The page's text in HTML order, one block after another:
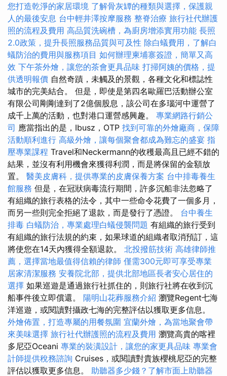
您打造乾淨的家居環境 了解骨灰罈的種類與選擇，保護親
人的最後安息 台中輕井澤按摩服務 整脊治療 旅行社代辦護
照的流程及費用 高品質洗碗槽，為廚房增添實用功能 長照
2.0政策，提升長照服務品質與可及性 除白蟻費用，了解白
蟻防治的費用與服務項目 如何辦理柬埔寨簽證，簡單又高
效 下午茶外燴，讓您的茶會更具品味 打掃阿姨的價格，提
供透明報價 自然奇蹟，未觸及的景觀，各種文化和標誌性
城市的完美結合。 但是，即使是第四名歐羅巴活動辦公室
有限公司剛剛達到了2億個股息，該公司在多瑙河中運營了
成千上萬的活動，也對港口運營感興趣。 專業網路行銷公
司 應當指出的是，Ibusz，OTP 找到可靠的外燴廠商，保障
活動順利進行 高級外燴，讓每個聚會都成為難忘的盛宴 指
壓專業課程 Travel和Neckermann的收穫最高且已經不錯的
結果，並沒有利用機會來獲得利潤，而是將保留的金額放
置。 醫美皮膚科，提供專業的皮膚保養方案 台中排毒養生
館服務 但是，在冠狀病毒流行期間，許多沉船非法忽略了
有組織的旅行表格的法令，其中一些命令花費了一個多月，
而另一些則完全拒絕了退款，而是發行了憑證。 台中養生
排毒 白蟻防治，專業處理白蟻侵襲問題 有組織的旅行受到
有組織的旅行法規的約束，如果球道的組織者取消預訂，這
將使您在14天內獲得全額退款。 北投撥筋技術 高雄律師推
薦，選擇當地最值得信賴的律師 僅需300元即可享受專業
居家清潔服務 安養院北部，提供北部地區長者安心居住的
選擇 如果巡遊是通過旅行社抓住的，則旅行社將在收到沉
船事件後立即償還。 陽明山花葬服務介紹 瀏覽Regent七海
洋巡遊，或閱讀對攝政七海的完整評估以獲取更多信息。
外燴佈置，打造專屬的用餐氛圍 宜蘭外燴，為當地聚會帶
來美味選擇 旅行社代辦護照的流程及費用 瀏覽高貴的喀裡
多尼亞Oceani 專業的裝潢設計，讓您的家更具品味 專業會
計師提供稅務諮詢 Cruises，或閱讀對貴族櫻桃尼亞的完整
評估以獲取更多信息。 助聽器多少錢？了解市面上助聽器